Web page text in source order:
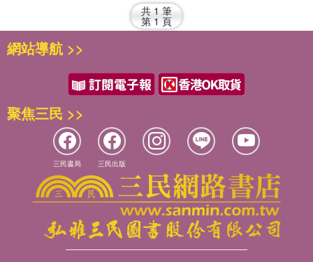
共 1 筆
第 1 頁
網站導航 >>
聚焦三民 >>
三民書局 三民出版